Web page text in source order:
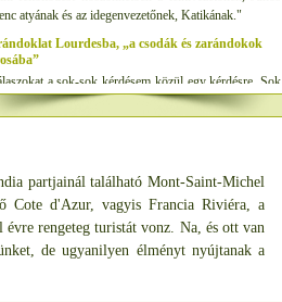
atyának és az idegenvezetőnek, Katikának."
Lourdesba, „a csodák és zarándokok
a sok-sok kérdésem közül egy kérdésre. Sok
együttérzést, barátságot."
partjainál található Mont-Saint-Michel
Cote d'Azur, vagyis Francia Riviéra, a
rengeteg turistát vonz. Na, és ott van
de ugyanilyen élményt nyújtanak a